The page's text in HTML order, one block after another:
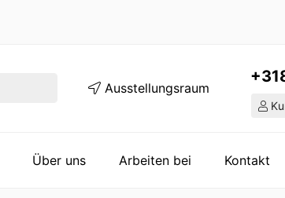
Ausstellungsraum
Über uns Arbeiten bei Kontakt